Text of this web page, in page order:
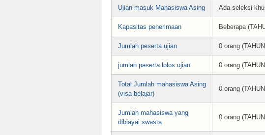
Ujian masuk Mahasiswa Asing Ada seleksi
Kapasitas penerimaan Beberapa
Jumlah peserta ujian 0 orang
jumlah peserta lolos ujian 0 orang
Total Jumlah mahasiswa Asing
(visa belajar)
0 orang
Jumlah mahasiswa yang
dibiayai swasta
0 orang